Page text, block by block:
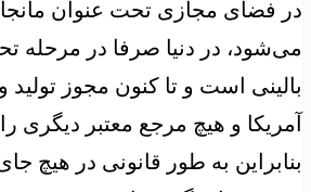
در فضای مجازی تحت عنوان
می‌شود، در دنیا صرفا در مرحله
آمریکا و هیچ مرجع معتبر دیگری
بنابراین به طور قانونی در هیچ